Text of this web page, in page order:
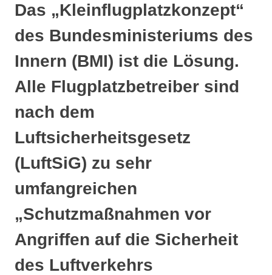
Das „Kleinflugplatzkonzept“
des Bundesministeriums des
Innern (BMI) ist die Lösung.
Alle Flugplatzbetreiber sind
nach dem
Luftsicherheitsgesetz
(LuftSiG) zu sehr
umfangreichen
„Schutzmaßnahmen vor
Angriffen auf die Sicherheit
des Luftverkehrs